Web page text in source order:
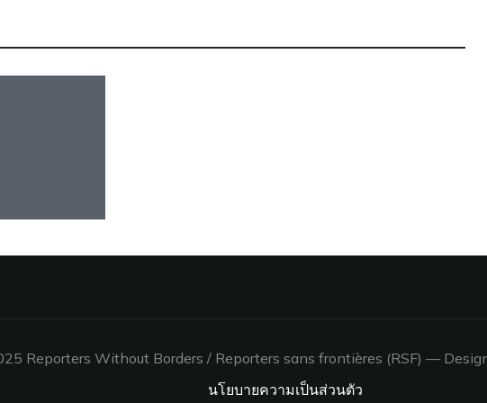
Reporters Without Borders / Reporters sans frontières (RSF) —
นโยบายความเป็นส่วนตัว